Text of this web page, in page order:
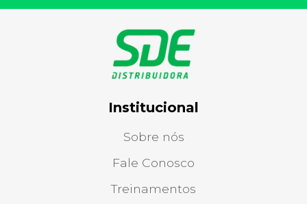
Institucional
Sobre nós
Fale Conosco
Treinamentos